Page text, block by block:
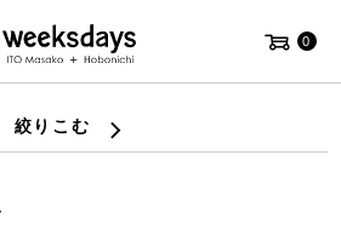
0
絞りこむ